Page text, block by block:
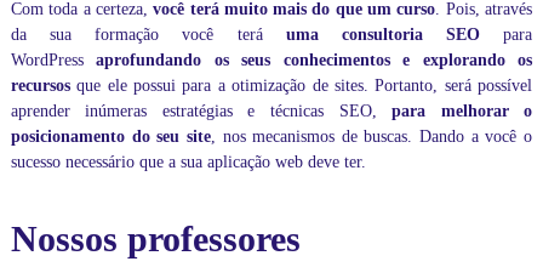
t
a
m
e
e
m
Com toda a certeza,você terá muito mais do que um curso . Pois, através
da sua formação você terá uma consultoria SEOpara
WordPressaprofundando os seus conhecimentos e explorando os
recursosque ele possui para a otimização de sites. Portanto, será possível
aprender inúmeras estratégias e técnicas SEO,para melhorar o
posicionamento do seu site, nos mecanismos de buscas. Dando a você o
sucesso necessário que a sua aplicação web deve ter.
Nossos professores